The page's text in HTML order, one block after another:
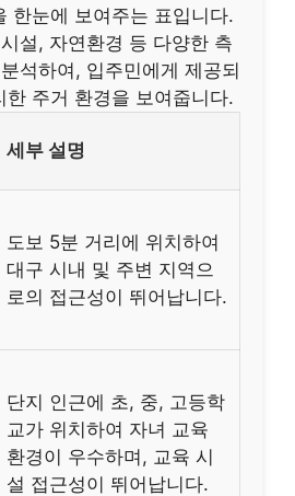
한눈에 보여주는 표입니다.
설, 자연환경 등 다양한 측
석하여, 입주민에게 제공되
한 주거 환경을 보여줍니다.
세부 설명
도보 5분 거리에 위치하여
대구 시내 및 주변 지역으
로의 접근성이 뛰어납니다.
단지 인근에 초, 중, 고등학
교가 위치하여 자녀 교육
환경이 우수하며, 교육 시
설 접근성이 뛰어납니다.